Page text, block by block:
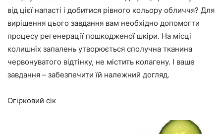
від цієї напасті і добитися рівного кольору обличчя? Для
вирішення цього завдання вам необхідно допомогти
процесу регенерації пошкодженої шкіри. На місці
колишніх запалень утворюється сполучна тканина
червонуватого відтінку, не містить колагену. І ваше
завдання – забезпечити їй належний догляд.
Огірковий сік